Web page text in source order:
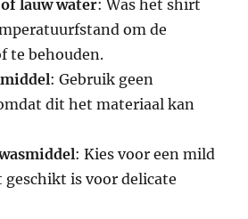
lauw water: Was het shirt
om de
te behouden.
: Gebruik geen
dit het materiaal kan
: Kies voor een mild
geschikt is voor delicate